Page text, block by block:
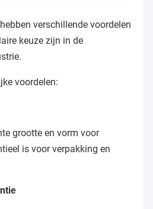
verschillende voordelen
keuze zijn in de
voordelen:
grootte en vorm voor
is voor verpakking en